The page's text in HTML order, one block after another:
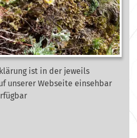
ist in der jeweils
unserer Webseite einsehbar